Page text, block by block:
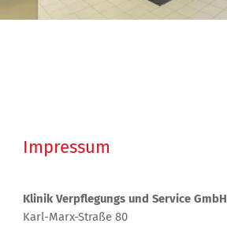
Impressum
Klinik Verpflegungs und Service GmbH
Karl-Marx-Straße 80